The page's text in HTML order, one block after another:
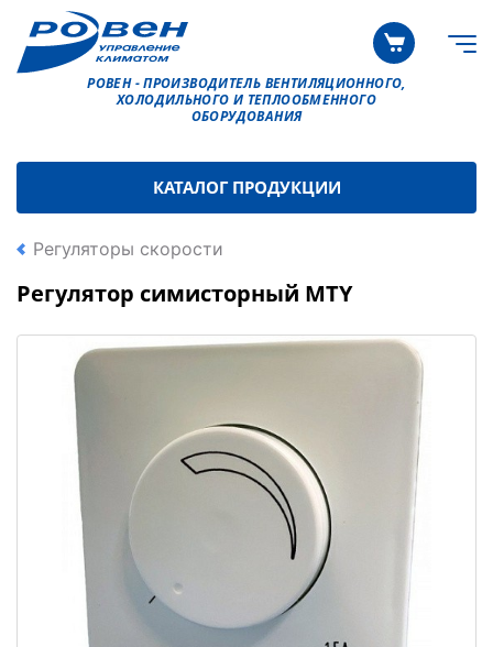
РОВЕН - ПРОИЗВОДИТЕЛЬ ВЕНТИЛЯЦИОННОГО,
ХОЛОДИЛЬНОГО И ТЕПЛООБМЕННОГО
ОБОРУДОВАНИЯ
КАТАЛОГ ПРОДУКЦИИ
Регуляторы скорости
Регулятор симисторный MTY